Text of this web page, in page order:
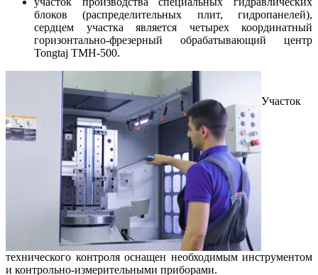
блоков (распределительных плит, гидропанелей),
сердцем участка является четырех координатный
горизонтально-фрезерный обрабатывающий центр
Tongtaj TMH-500.
Участок
технического контроля оснащен необходимым инструментом
и контрольно-измерительными приборами.